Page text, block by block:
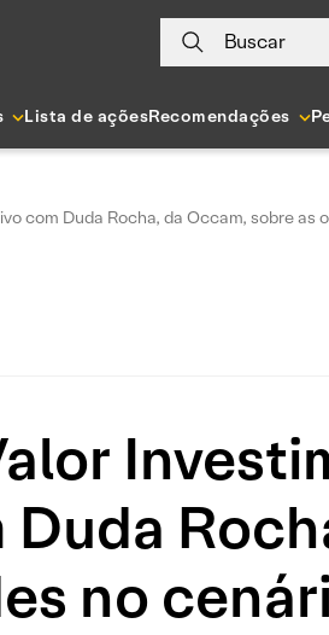
Buscar
Lista de açõesRecomendações
com Duda Rocha, da Occam, sobre as
no